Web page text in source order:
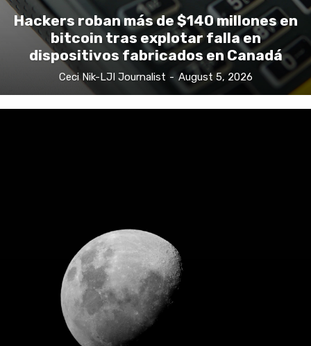
Hackers roban más de $140 millones en
bitcoin tras explotar falla en
dispositivos fabricados en Canadá
Ceci Nik-LJI Journalist - August 5, 2026